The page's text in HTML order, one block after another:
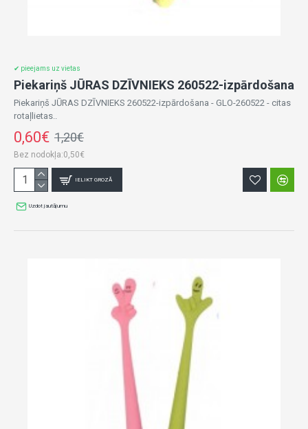
✔ pieejams uz vietas
Piekariņš JŪRAS DZĪVNIEKS 260522-izpārdošana
Piekariņš JŪRAS DZĪVNIEKS 260522-izpārdošana - GLO-260522 - citas
rotaļlietas..
0,60€ 1,20€
Bez nodokļa:0,50€
IELIKT GROZĀ
Uzdot jautājumu